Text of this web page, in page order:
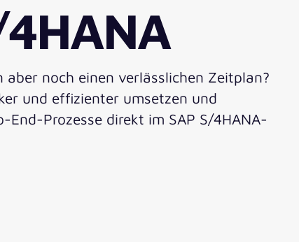
noch einen verlässlichen Zeitplan?
und effizienter umsetzen und
Prozesse direkt im SAP S/4HANA-